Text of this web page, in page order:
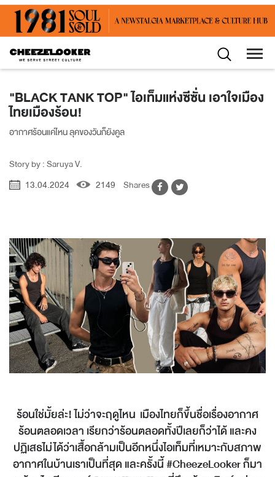
"BLACK TANK TOP" ไอเท็มแห่งซีซั่น เอาใจเมือง
ไทยเมืองร้อน!
อากาศร้อนแค่ไหน ลุคของวันก็ยังคูล
Story by : Saruya V.
13.04.2024
2149 Shares
ร้อนใช่มั้ยล่ะ! ไม่ว่าจะฤดูไหน เมืองไทยก็ขึ้นชื่อเรื่องอากาศ
ร้อนตลอดเวลา เรียกว่าร้อนตลอดทั้งปีเลยก็ว่าได้ และคง
ปฏิเสธไม่ได้ว่าเสื้อกล้ามเป็นอีกหนึ่งไอเท็มที่เหมาะกับสภาพ
อากาศในบ้านเราเป็นที่สุด และครั้งนี้ #CheezeLooker ก็มา